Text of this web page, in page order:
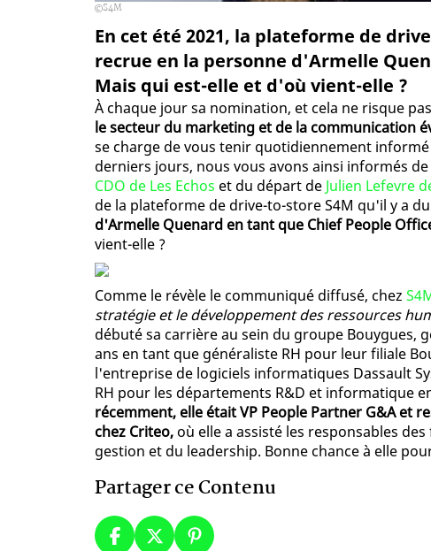
S4M
En cet été 2021, la plateforme de
recrue en la personne d'Armelle
Mais qui est-elle et d'où vient-elle ?
À chaque jour sa nomination, et cela ne risque
le secteur du marketing et de la communication
se charge de vous tenir quotidiennement
derniers jours, nous vous avons ainsi informés
CDO de Les Echos et du départ de Julien Lefevre
de la plateforme de drive-to-store S4M qu'il y a
d'Armelle Quenard en tant que Chief People
vient-elle ?
Comme le révèle le communiqué diffusé, chez
stratégie et le développement des ressources
débuté sa carrière au sein du groupe Bouygues,
ans en tant que généraliste RH pour leur filiale
l'entreprise de logiciels informatiques Dassault
RH pour les départements R&D et informatique
récemment, elle était VP People Partner G&A et
chez Criteo, où elle a assisté les responsables
gestion et du leadership. Bonne chance à elle
Partager ce Contenu